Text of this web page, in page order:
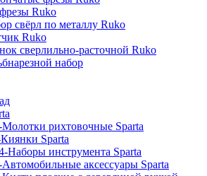
Ruko
свёрл по металлу Ruko
Ruko
сверлильно-расточной Ruko
набор
Молотки рихтовочные Sparta
Киянки Sparta
Наборы инструмента Sparta
Автомобильные аксессуары Sparta